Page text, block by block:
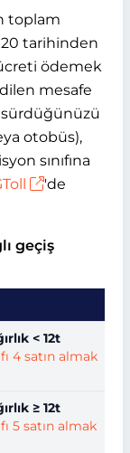
toplam
tarihinden
ödemek
mesafe
sürdüğünüzü
otobüs),
sınıfına
'de
geçiş
< 12t
4 satın almak
≥ 12t
5 satın almak